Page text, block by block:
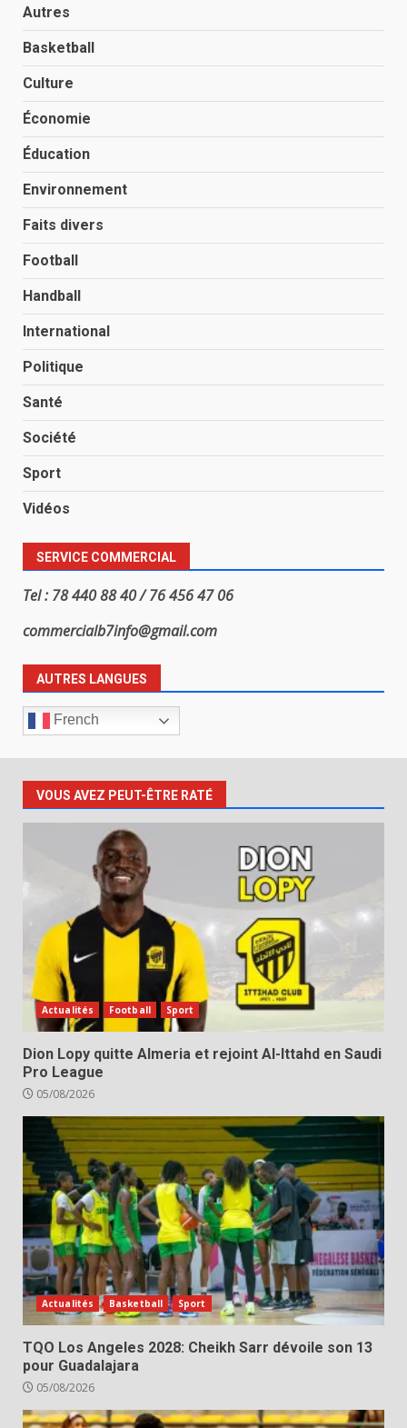
Autres
Basketball
Culture
Économie
Éducation
Environnement
Faits divers
Football
Handball
International
Politique
Santé
Société
Sport
Vidéos
SERVICE COMMERCIAL
Tel : 78 440 88 40 / 76 456 47 06
commercialb7info@gmail.com
AUTRES LANGUES
French
VOUS AVEZ PEUT-ÊTRE RATÉ
Actualités Football Sport
Dion Lopy quitte Almeria et rejoint Al-Ittahd en Saudi
Pro League
05/08/2026
Actualités Basketball Sport
TQO Los Angeles 2028: Cheikh Sarr dévoile son 13
pour Guadalajara
05/08/2026